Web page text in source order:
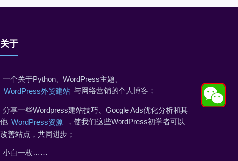
关于
一个关于Python、WordPress主题、
WordPress外贸建站 与网络营销的个人博客；
分享一些Wordpress建站技巧、Google Ads优化分析和其
他 WordPress资源
，使我们这些WordPress初学者可以
改善站点，共同进步；
小白一枚……